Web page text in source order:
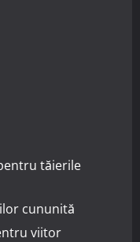
tăierile
cununită
viitor